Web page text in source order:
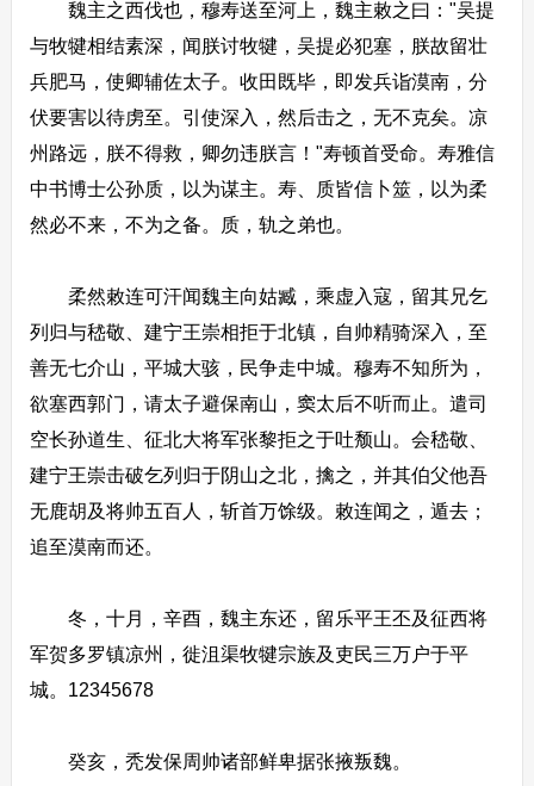
魏主之西伐也，穆寿送至河上，魏主敕之曰："吴提
与牧犍相结素深，闻朕讨牧犍，吴提必犯塞，朕故留壮
兵肥马，使卿辅佐太子。收田既毕，即发兵诣漠南，分
伏要害以待虏至。引使深入，然后击之，无不克矣。凉
州路远，朕不得救，卿勿违朕言！"寿顿首受命。寿雅信
中书博士公孙质，以为谋主。寿、质皆信卜筮，以为柔
然必不来，不为之备。质，轨之弟也。
柔然敕连可汗闻魏主向姑臧，乘虚入寇，留其兄乞
列归与嵇敬、建宁王崇相拒于北镇，自帅精骑深入，至
善无七介山，平城大骇，民争走中城。穆寿不知所为，
欲塞西郭门，请太子避保南山，窦太后不听而止。遣司
空长孙道生、征北大将军张黎拒之于吐颓山。会嵇敬、
建宁王崇击破乞列归于阴山之北，擒之，并其伯父他吾
无鹿胡及将帅五百人，斩首万馀级。敕连闻之，遁去；
追至漠南而还。
冬，十月，辛酉，魏主东还，留乐平王丕及征西将
军贺多罗镇凉州，徙沮渠牧犍宗族及吏民三万户于平
城。12345678
癸亥，秃发保周帅诸部鲜卑据张掖叛魏。